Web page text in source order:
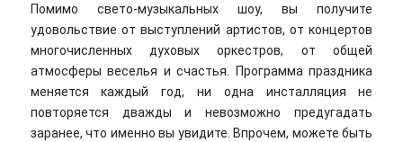
Помимо свето-музыкальных шоу, вы получите
удовольствие от выступлений артистов, от концертов
многочисленных духовых оркестров, от общей
атмосферы веселья и счастья. Программа праздника
меняется каждый год, ни одна инсталляция не
повторяется дважды и невозможно предугадать
заранее, что именно вы увидите. Впрочем, можете быть